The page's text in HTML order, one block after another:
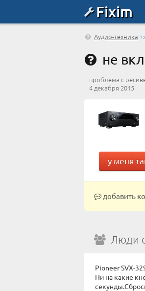
Fixim
Аудио-техника
не
проблема с
4 декабря 2015
у меня
добавить
Люди
Pioneer SVX-
Ни на какие